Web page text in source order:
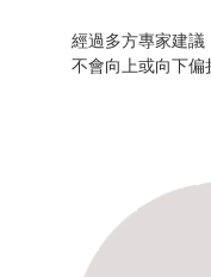
經過多方專家建
不會向上或向下偏